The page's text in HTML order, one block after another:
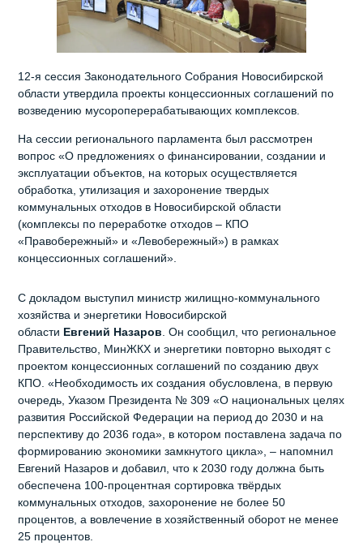
12-я сессия Законодательного Собрания Новосибирской
области утвердила проекты концессионных соглашений по
возведению мусороперерабатывающих комплексов.
На сессии регионального парламента был рассмотрен
вопрос «О предложениях о финансировании, создании и
эксплуатации объектов, на которых осуществляется
обработка, утилизация и захоронение твердых
коммунальных отходов в Новосибирской области
(комплексы по переработке отходов – КПО
«Правобережный» и «Левобережный») в рамках
концессионных соглашений».
С докладом выступил министр жилищно-коммунального
хозяйства и энергетики Новосибирской
области Евгений Назаров . Он сообщил, что региональное
Правительство, МинЖКХ и энергетики повторно выходят с
проектом концессионных соглашений по созданию двух
КПО. «Необходимость их создания обусловлена, в первую
очередь, Указом Президента № 309 «О национальных целях
развития Российской Федерации на период до 2030 и на
перспективу до 2036 года», в котором поставлена задача по
формированию экономики замкнутого цикла», – напомнил
Евгений Назаров и добавил, что к 2030 году должна быть
обеспечена 100-процентная сортировка твёрдых
коммунальных отходов, захоронение не более 50
процентов, а вовлечение в хозяйственный оборот не менее
25 процентов.